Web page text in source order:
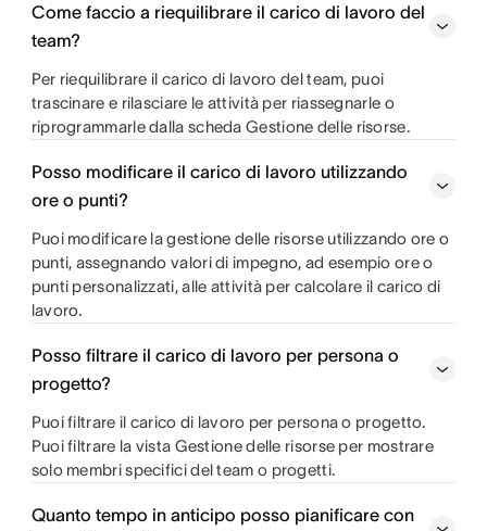
Come faccio a riequilibrare il carico di lavoro del
team?
Per riequilibrare il carico di lavoro del team, puoi
trascinare e rilasciare le attività per riassegnarle o
riprogrammarle dalla scheda Gestione delle risorse.
Posso modificare il carico di lavoro utilizzando
ore o punti?
Puoi modificare la gestione delle risorse utilizzando ore o
punti, assegnando valori di impegno, ad esempio ore o
punti personalizzati, alle attività per calcolare il carico di
lavoro.
Posso filtrare il carico di lavoro per persona o
progetto?
Puoi filtrare il carico di lavoro per persona o progetto.
Puoi filtrare la vista Gestione delle risorse per mostrare
solo membri specifici del team o progetti.
Quanto tempo in anticipo posso pianificare con